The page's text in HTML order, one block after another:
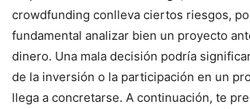
crowdfunding conlleva ciertos riesgos,
fundamental analizar bien un proyecto
dinero. Una mala decisión podría
de la inversión o la participación en un
llega a concretarse. A continuación, te